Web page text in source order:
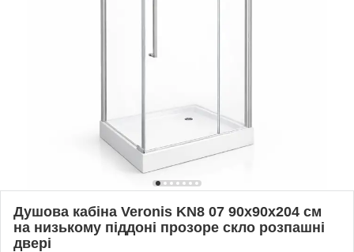
Душова кабіна Veronis KN8 07 90х90х204 см
на низькому піддоні прозоре скло розпашні
двері